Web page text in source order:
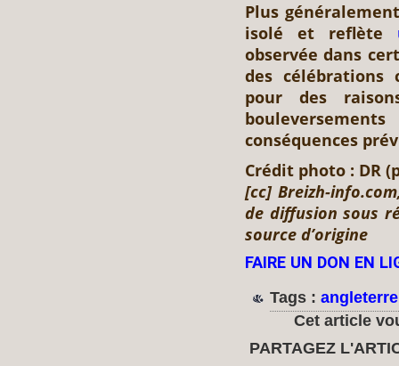
Plus
isolé et reflète
observée dans
des célébrations
pour des
conséquences
Crédit photo : DR
[cc] Breizh-
de diffusion sous
source d’origine
FAIRE UN DON EN
Tags : angleterre
Cet article
PARTAGEZ